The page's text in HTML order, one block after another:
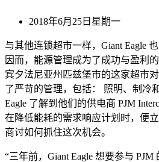
2018年6月25日星期一
与其他连锁超市一样，Giant Eagle
因而，能源管理成为了成功与盈利
宾夕法尼亚州匹兹堡市的这家超市
了严苛的管理，包括： 照明、制冷
Eagle 了解到他们的供电商 PJM
在降低能耗的需求响应计划时，便
商讨如何抓住这次机会。
“三年前，Giant Eagle 想要参与